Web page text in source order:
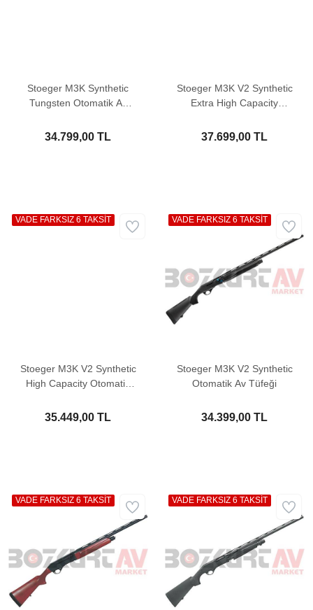
Stoeger M3K Synthetic
Tungsten Otomatik Av
34.799,00 TL
Stoeger M3K V2 Synthetic
Extra High Capacity
37.699,00 TL
Stoeger M3K V2 Synthetic
High Capacity Otomatik
35.449,00 TL
VADE FARKSIZ 6 TAKSİT
Stoeger M3K V2 Synthetic
Otomatik Av Tüfeği
34.399,00 TL
VADE FARKSIZ 6 TAKSİT
VADE FARKSIZ 6 TAKSİT VADE FARKSIZ 6 TAKSİT